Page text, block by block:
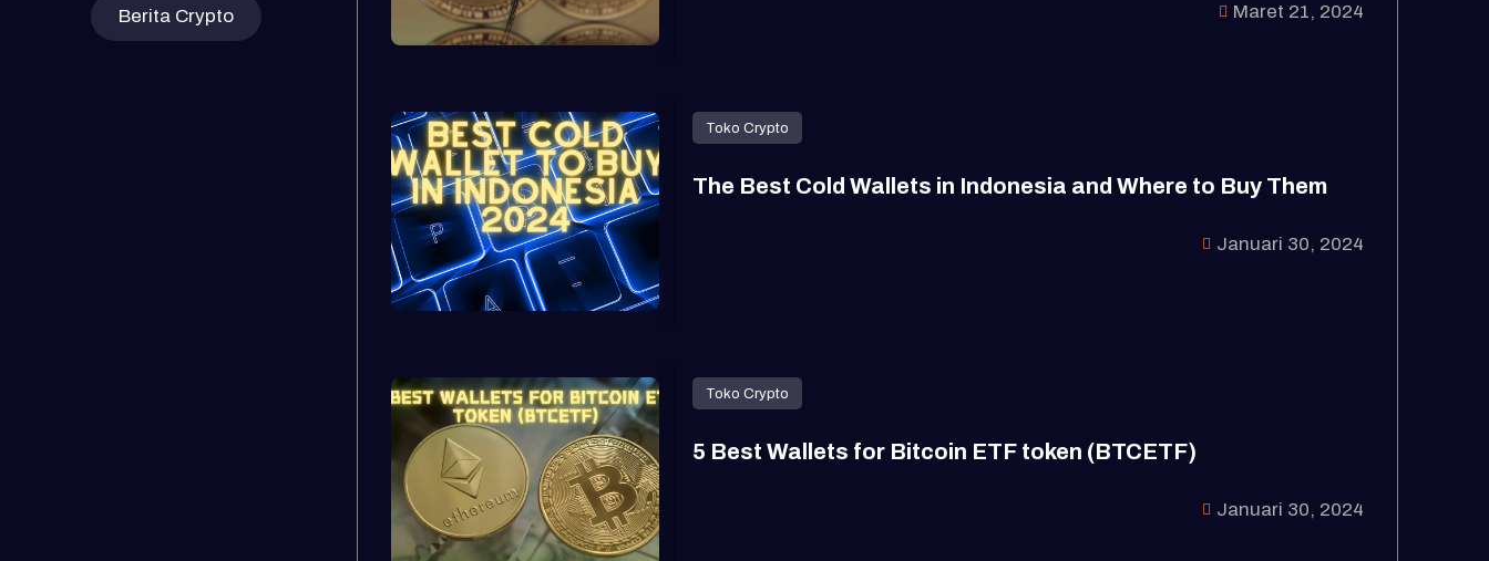
Berita Crypto Maret 21, 2024
Toko Crypto
The Best Cold Wallets in Indonesia and Where to Buy Them
Januari 30, 2024
Toko Crypto
5 Best Wallets for Bitcoin ETF token (BTCETF)
Januari 30, 2024